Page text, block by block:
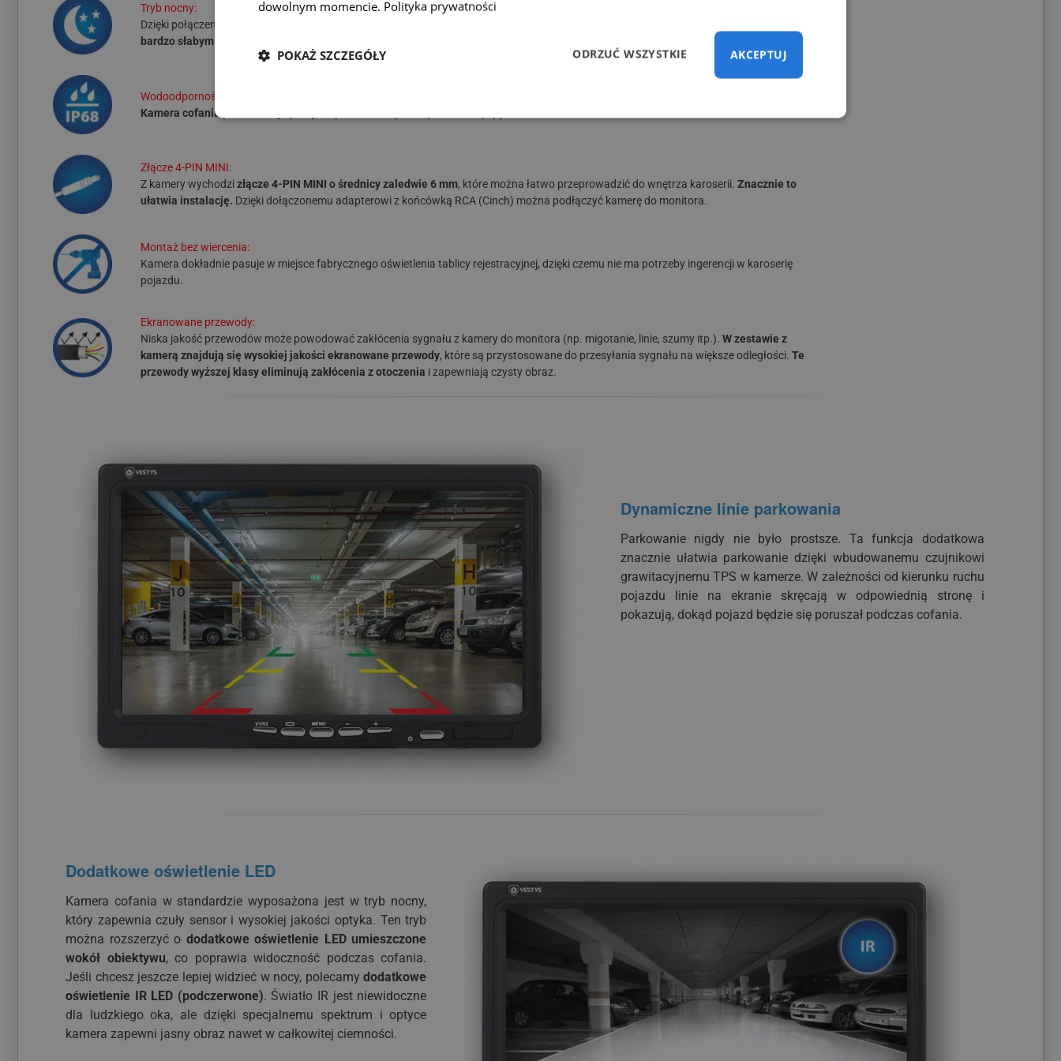
Tryb nocny:
Dzięki połączeniu czułego sensora, wysokiej jakości optyki oraz nowoczesnej technologii kamera
bardzo słabym oświetleniu (od 0,1 lux).
Wodoodporność:
Kamera cofania posiada najwyższy stopień ochrony IP68 przed wodą i pyłem.
Złącze 4-PIN MINI:
Z kamery wychodzizłącze 4-PIN MINI o średnicy zaledwie 6 mm, które można łatwo przeprowadzić do wnętrza karoserii. Znacznie to
ułatwia instalację. Dzięki dołączonemu adapterowi z końcówką RCA (Cinch) można podłączyć kamerę do monitora.
Montaż bez wiercenia:
Kamera dokładnie pasuje w miejsce fabrycznego oświetlenia tablicy rejestracyjnej, dzięki czemu nie ma potrzeby ingerencji w karoserię
pojazdu.
Ekranowane przewody:
Niska jakość przewodów może powodować zakłócenia sygnału z kamery do monitora (np. migotanie, linie, szumy itp.). W zestawie z
kamerą znajdują się wysokiej jakości ekranowane przewody, które są przystosowane do przesyłania sygnału na większe odległości. Te
przewody wyższej klasy eliminują zakłócenia z otoczenia i zapewniają czysty obraz.
Dynamiczne linie parkowania
Parkowanie nigdy nie było prostsze. Ta funkcja dodatkowa
znacznie ułatwia parkowanie dzięki wbudowanemu czujnikowi
grawitacyjnemu TPS w kamerze. W zależności od kierunku ruchu
pojazdu linie na ekranie skręcają w odpowiednią stronę i
pokazują, dokąd pojazd będzie się poruszał podczas cofania.
Dodatkowe oświetlenie LED
Kamera cofania w standardzie wyposażona jest w tryb nocny,
który zapewnia czuły sensor i wysokiej jakości optyka. Ten tryb
można rozszerzyć o dodatkowe oświetlenie LED umieszczone
wokół obiektywu, co poprawia widoczność podczas cofania.
Jeśli chcesz jeszcze lepiej widzieć w nocy, polecamydodatkowe
oświetlenie IR LED (podczerwone). Światło IR jest niewidoczne
dla ludzkiego oka, ale dzięki specjalnemu spektrum i optyce
kamera zapewni jasny obraz nawet w całkowitej ciemności.
dowolnym momencie. Polityka prywatności
AKCEPTUJ
ODRZUĆ WSZYSTKIE
POKAŻ SZCZEGÓŁY